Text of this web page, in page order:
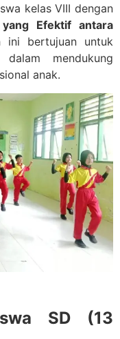
kelas VIII dengan
yang Efektif antara
ini bertujuan untuk
mendukung
anak.
SD (13